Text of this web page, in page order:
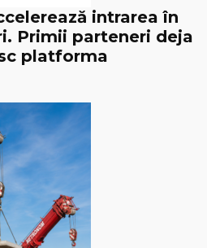
intrarea în
Primii parteneri deja
platforma